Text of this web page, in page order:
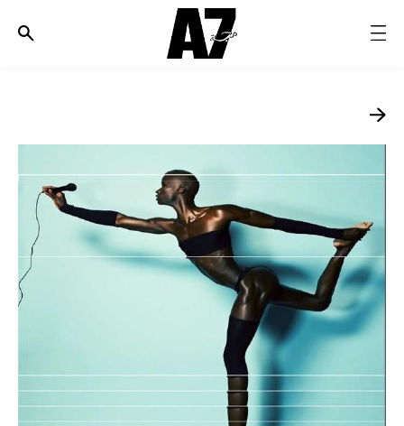
موضة وجمال
ثقافة
ديسكوفري
مجوهرات وساعات
مستقبل
EDITORIALS
WHO/HOW